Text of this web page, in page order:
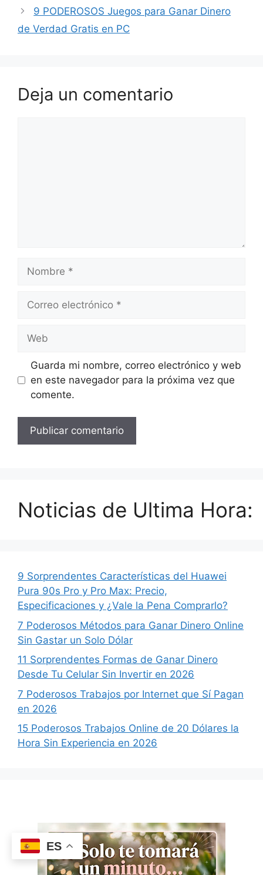
9 PODEROSOS Juegos para Ganar Dinero
de Verdad Gratis en PC
Deja un comentario
electrónico
Guarda mi nombre, correo electrónico y web
en este navegador para la próxima vez que
comente.
Noticias de Ultima Hora:
9 Sorprendentes Características del Huawei
Pura 90s Pro y Pro Max: Precio,
Especificaciones y ¿Vale la Pena Comprarlo?
7 Poderosos Métodos para Ganar Dinero Online
Sin Gastar un Solo Dólar
11 Sorprendentes Formas de Ganar Dinero
Desde Tu Celular Sin Invertir en 2026
7 Poderosos Trabajos por Internet que Sí Pagan
en 2026
15 Poderosos Trabajos Online de 20 Dólares la
Hora Sin Experiencia en 2026
ES